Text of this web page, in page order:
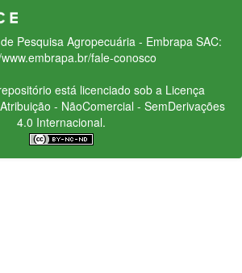
Pesquisa Agropecuária - Embrapa SAC:
fale-conosco
está licenciado sob a Licença
- NãoComercial - SemDerivações
4.0 Internacional.